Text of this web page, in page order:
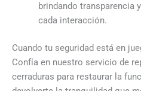
brindando transparencia
cada interacción.
Cuando tu seguridad está en
Confía en nuestro servicio de
cerraduras para restaurar la